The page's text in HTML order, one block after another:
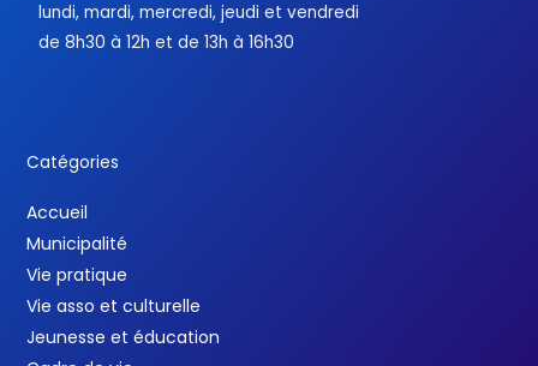
lundi, mardi, mercredi, jeudi et vendredi
de 8h30 à 12h et de 13h à 16h30
Catégories
Accueil
Municipalité
Vie pratique
Vie asso et culturelle
Jeunesse et éducation